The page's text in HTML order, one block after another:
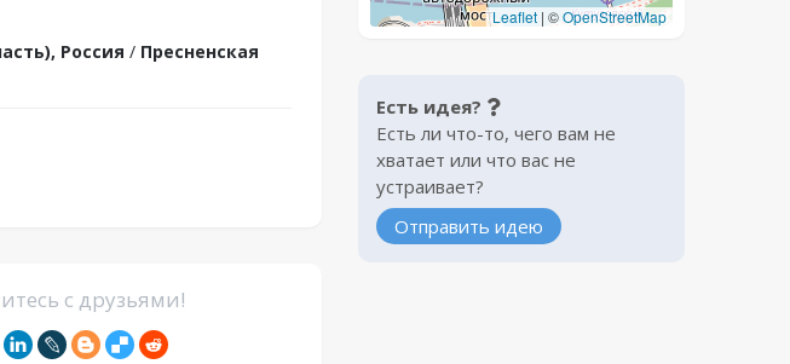
Россия / Пресненская
с друзьями!
Leaflet | ©OpenStreetMap
Есть идея?
Есть ли что-то, чего вам не
хватает или что вас не
устраивает?
Отправить идею